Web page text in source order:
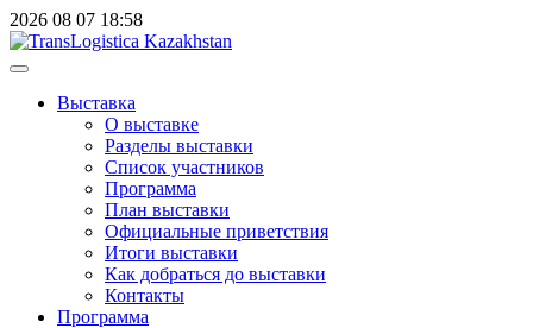
2026 08 07 18:58
Выставка
О выставке
Разделы выставки
Список участников
Программа
План выставки
Официальные приветствия
Итоги выставки
Как добраться до выставки
Контакты
Программа